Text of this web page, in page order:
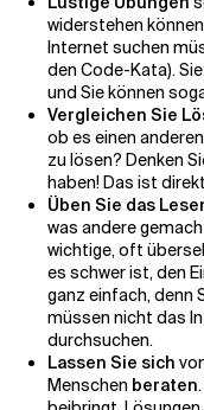
widerstehen
Internet suchen
den Code-Kata).
und Sie können
Vergleichen Sie
ob es einen
zu lösen? Denken
haben! Das ist
Üben Sie das
was andere
wichtige, oft
es schwer ist, den
ganz einfach, denn
müssen nicht das
durchsuchen.
Lassen Sie sich
Menschen beraten